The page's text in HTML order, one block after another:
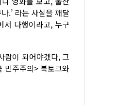
.’ 라는 사실을 깨달
서 다행이라고, 누구
람이 되어야겠다, 그
민주주의> 북토크와